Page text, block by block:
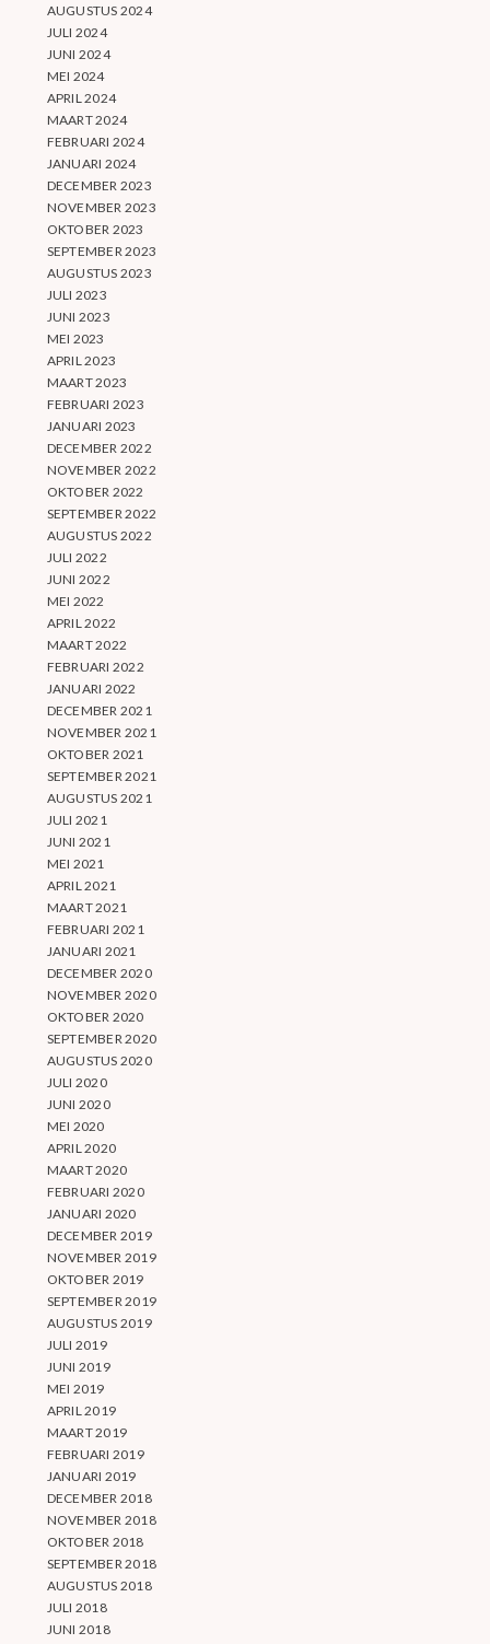
AUGUSTUS 2024
JULI 2024
JUNI 2024
MEI 2024
APRIL 2024
MAART 2024
FEBRUARI 2024
JANUARI 2024
DECEMBER 2023
NOVEMBER 2023
OKTOBER 2023
SEPTEMBER 2023
AUGUSTUS 2023
JULI 2023
JUNI 2023
MEI 2023
APRIL 2023
MAART 2023
FEBRUARI 2023
JANUARI 2023
DECEMBER 2022
NOVEMBER 2022
OKTOBER 2022
SEPTEMBER 2022
AUGUSTUS 2022
JULI 2022
JUNI 2022
MEI 2022
APRIL 2022
MAART 2022
FEBRUARI 2022
JANUARI 2022
DECEMBER 2021
NOVEMBER 2021
OKTOBER 2021
SEPTEMBER 2021
AUGUSTUS 2021
JULI 2021
JUNI 2021
MEI 2021
APRIL 2021
MAART 2021
FEBRUARI 2021
JANUARI 2021
DECEMBER 2020
NOVEMBER 2020
OKTOBER 2020
SEPTEMBER 2020
AUGUSTUS 2020
JULI 2020
JUNI 2020
MEI 2020
APRIL 2020
MAART 2020
FEBRUARI 2020
JANUARI 2020
DECEMBER 2019
NOVEMBER 2019
OKTOBER 2019
SEPTEMBER 2019
AUGUSTUS 2019
JULI 2019
JUNI 2019
MEI 2019
APRIL 2019
MAART 2019
FEBRUARI 2019
JANUARI 2019
DECEMBER 2018
NOVEMBER 2018
OKTOBER 2018
SEPTEMBER 2018
AUGUSTUS 2018
JULI 2018
JUNI 2018